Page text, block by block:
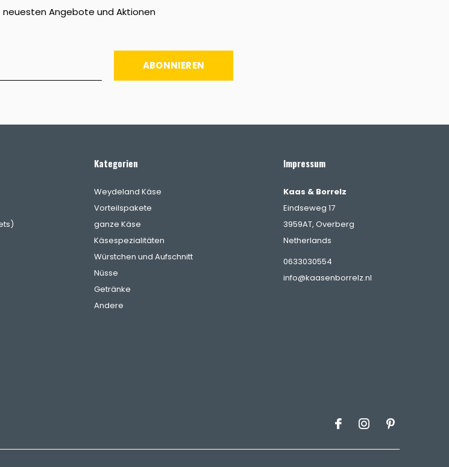
neuesten Angebote und Aktionen
ABONNIEREN
Kategorien
Weydeland Käse
Vorteilspakete
ganze Käse
Käsespezialitäten
Würstchen und Aufschnitt
Nüsse
Getränke
Andere
Impressum
Kaas & Borrelz
Eindseweg 17
3959AT, Overberg
Netherlands
0633030554
info@kaasenborrelz.nl